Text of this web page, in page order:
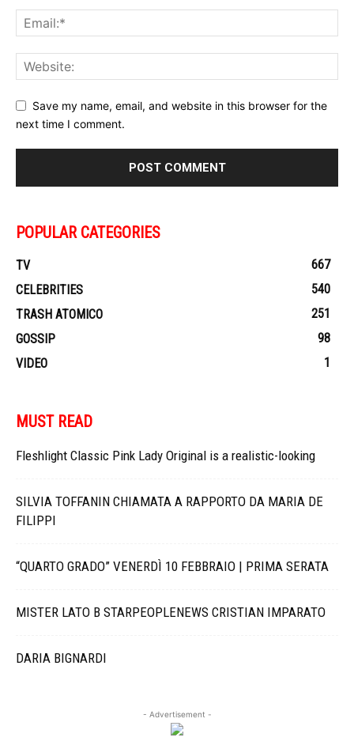
Save my name, email, and website in this browser for the
next time I comment.
POPULAR CATEGORIES
TV
667
CELEBRITIES
540
TRASH ATOMICO
251
GOSSIP
98
VIDEO
1
MUST READ
Fleshlight Classic Pink Lady Original is a realistic-looking
SILVIA TOFFANIN CHIAMATA A RAPPORTO DA MARIA DE
FILIPPI
“QUARTO GRADO” VENERDÌ 10 FEBBRAIO | PRIMA SERATA
MISTER LATO B STARPEOPLENEWS CRISTIAN IMPARATO
DARIA BIGNARDI
- Advertisement -